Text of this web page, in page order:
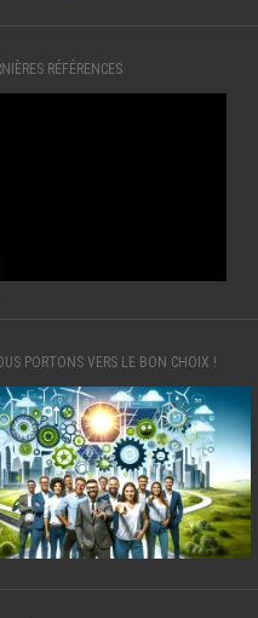
RÉFÉRENCES
PORTONS VERS LE BON CHOIX !